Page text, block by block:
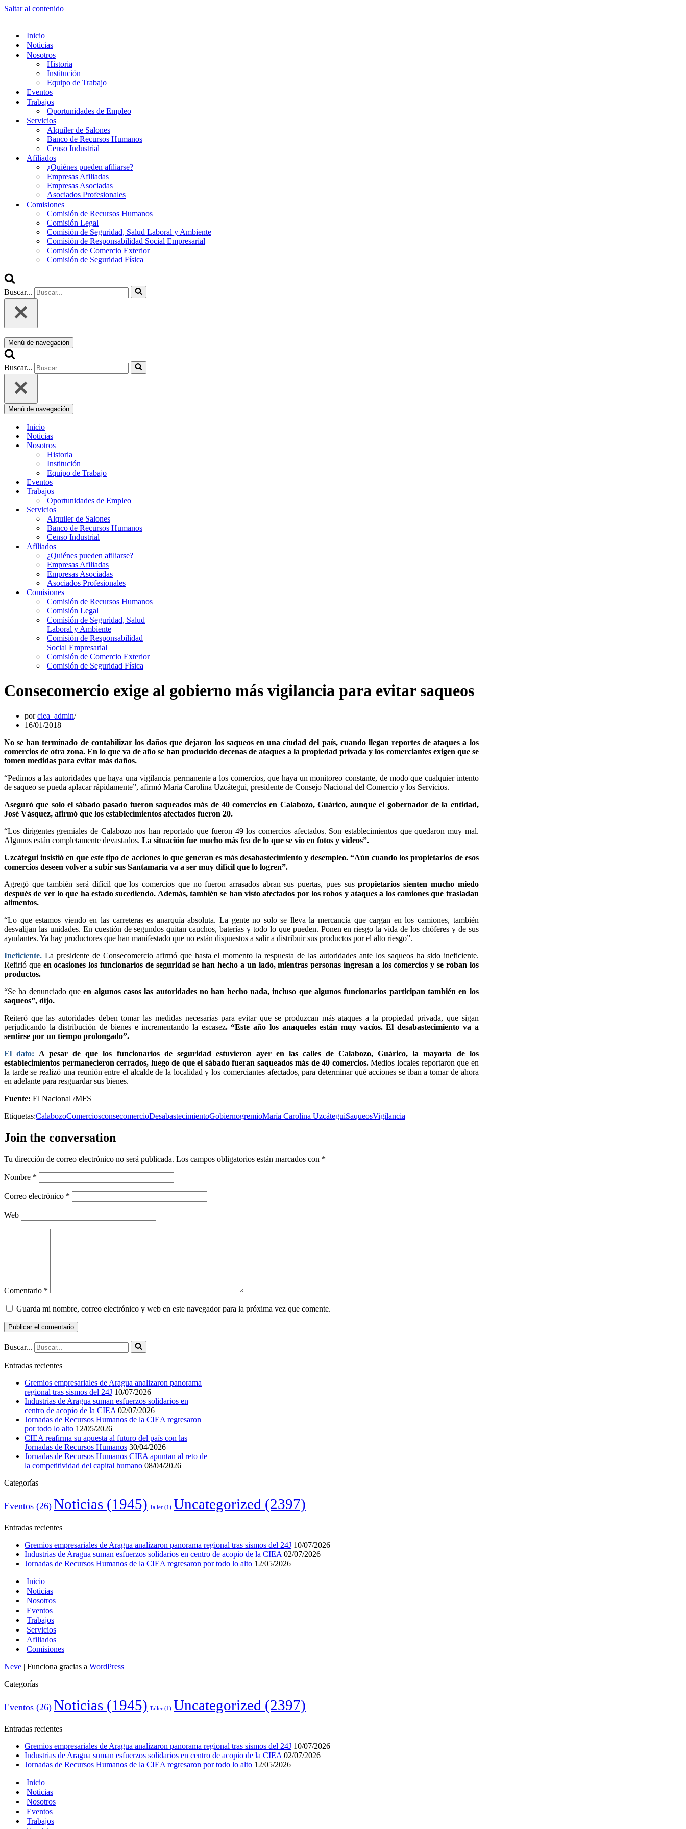
Saltar al contenido
Inicio
Noticias
Nosotros
Historia
Institución
Equipo de Trabajo
Eventos
Trabajos
Oportunidades de Empleo
Servicios
Alquiler de Salones
Banco de Recursos Humanos
Censo Industrial
Afiliados
¿Quiénes pueden afiliarse?
Empresas Afiliadas
Empresas Asociadas
Asociados Profesionales
Comisiones
Comisión de Recursos Humanos
Comisión Legal
Comisión de Seguridad, Salud Laboral y Ambiente
Comisión de Responsabilidad Social Empresarial
Comisión de Comercio Exterior
Comisión de Seguridad Física
Buscar...
Menú de navegación
Buscar...
Menú de navegación
Inicio
Noticias
Nosotros
Historia
Institución
Equipo de Trabajo
Eventos
Trabajos
Oportunidades de Empleo
Servicios
Alquiler de Salones
Banco de Recursos Humanos
Censo Industrial
Afiliados
¿Quiénes pueden afiliarse?
Empresas Afiliadas
Empresas Asociadas
Asociados Profesionales
Comisiones
Comisión de Recursos Humanos
Comisión Legal
Comisión de Seguridad, Salud
Laboral y Ambiente
Comisión de Responsabilidad
Social Empresarial
Comisión de Comercio Exterior
Comisión de Seguridad Física
Consecomercio exige al gobierno más vigilancia para evitar saqueos
porciea_admin
16/01/2018
No se han terminado de contabilizar los daños que dejaron los saqueos en una ciudad del país, cuando llegan reportes de ataques a los
comercios de otra zona. En lo que va de año se han producido decenas de ataques a la propiedad privada y los comerciantes exigen que se
tomen medidas para evitar más daños.
“Pedimos a las autoridades que haya una vigilancia permanente a los comercios, que haya un monitoreo constante, de modo que cualquier intento
de saqueo se pueda aplacar rápidamente”, afirmó María Carolina Uzcátegui, presidente de Consejo Nacional del Comercio y los Servicios.
Aseguró que solo el sábado pasado fueron saqueados más de 40 comercios en Calabozo, Guárico, aunque el gobernador de la entidad,
José Vásquez, afirmó que los establecimientos afectados fueron 20.
“Los dirigentes gremiales de Calabozo nos han reportado que fueron 49 los comercios afectados. Son establecimientos que quedaron muy mal.
Algunos están completamente devastados. La situación fue mucho más fea de lo que se vio en fotos y videos”.
Uzcátegui insistió en que este tipo de acciones lo que generan es más desabastecimiento y desempleo. “Aún cuando los propietarios de esos
comercios deseen volver a subir sus Santamaría va a ser muy difícil que lo logren”.
Agregó que también será difícil que los comercios que no fueron arrasados abran sus puertas, pues suspropietarios sienten mucho miedo
después de ver lo que ha estado sucediendo. Además, también se han visto afectados por los robos y ataques a los camiones que trasladan
alimentos.
“Lo que estamos viendo en las carreteras es anarquía absoluta. La gente no solo se lleva la mercancía que cargan en los camiones, también
desvalijan las unidades. En cuestión de segundos quitan cauchos, baterías y todo lo que pueden. Ponen en riesgo la vida de los chóferes y de sus
ayudantes. Ya hay productores que han manifestado que no están dispuestos a salir a distribuir sus productos por el alto riesgo”.
Ineficiente. La presidente de Consecomercio afirmó que hasta el momento la respuesta de las autoridades ante los saqueos ha sido ineficiente.
Refirió que en ocasiones los funcionarios de seguridad se han hecho a un lado, mientras personas ingresan a los comercios y se roban los
productos.
“Se ha denunciado queen algunos casos las autoridades no han hecho nada, incluso que algunos funcionarios participan también en los
saqueos”, dijo.
Reiteró que las autoridades deben tomar las medidas necesarias para evitar que se produzcan más ataques a la propiedad privada, que sigan
perjudicando la distribución de bienes e incrementando la escasez. “Este año los anaqueles están muy vacíos. El desabastecimiento va a
sentirse por un tiempo prolongado”.
El dato:
A pesar de que los funcionarios de seguridad estuvieron ayer en las calles de Calabozo, Guárico, la mayoría de los
establecimientos permanecieron cerrados, luego de que el sábado fueran saqueados más de 40 comercios.Medios locales reportaron que en
la tarde se realizó una reunión entre el alcalde de la localidad y los comerciantes afectados, para determinar qué acciones se iban a tomar de ahora
en adelante para resguardar sus bienes.
Fuente: El Nacional /MFS
Etiquetas:CalabozoComerciosconsecomercioDesabastecimientoGobiernogremioMaría Carolina UzcáteguiSaqueosVigilancia
Join the conversation
Tu dirección de correo electrónico no será publicada. Los campos obligatorios están marcados con *
Nombre *
Correo electrónico *
Web
Comentario *
Guarda mi nombre, correo electrónico y web en este navegador para la próxima vez que comente.
Buscar...
Entradas recientes
Gremios empresariales de Aragua analizaron panorama
regional tras sismos del 24J 10/07/2026
Industrias de Aragua suman esfuerzos solidarios en
centro de acopio de la CIEA 02/07/2026
Jornadas de Recursos Humanos de la CIEA regresaron
por todo lo alto 12/05/2026
CIEA reafirma su apuesta al futuro del país con las
Jornadas de Recursos Humanos 30/04/2026
Jornadas de Recursos Humanos CIEA apuntan al reto de
la competitividad del capital humano 08/04/2026
Categorías
Eventos (26) Noticias (1945) Taller (1) Uncategorized (2397)
Entradas recientes
Gremios empresariales de Aragua analizaron panorama regional tras sismos del 24J 10/07/2026
Industrias de Aragua suman esfuerzos solidarios en centro de acopio de la CIEA 02/07/2026
Jornadas de Recursos Humanos de la CIEA regresaron por todo lo alto 12/05/2026
Inicio
Noticias
Nosotros
Eventos
Trabajos
Servicios
Afiliados
Comisiones
Neve | Funciona gracias a WordPress
Categorías
Eventos (26) Noticias (1945) Taller (1) Uncategorized (2397)
Entradas recientes
Gremios empresariales de Aragua analizaron panorama regional tras sismos del 24J 10/07/2026
Industrias de Aragua suman esfuerzos solidarios en centro de acopio de la CIEA 02/07/2026
Jornadas de Recursos Humanos de la CIEA regresaron por todo lo alto 12/05/2026
Inicio
Noticias
Nosotros
Eventos
Trabajos